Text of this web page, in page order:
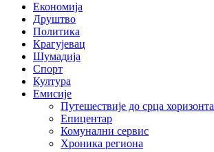
Економија
Друштво
Политика
Крагујевац
Шумадија
Спорт
Култура
Емисије
Путешествије до срца хоризонта
Епицентар
Комунални сервис
Хроника региона